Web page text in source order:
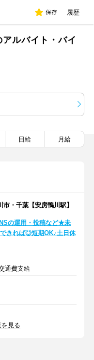
保存 履歴
ルバイト・バイ
日給 月給
・千葉【安房鴨川駅】
の運用・投稿など★未
きれば◎短期OK♪土日休
通費支給
見る